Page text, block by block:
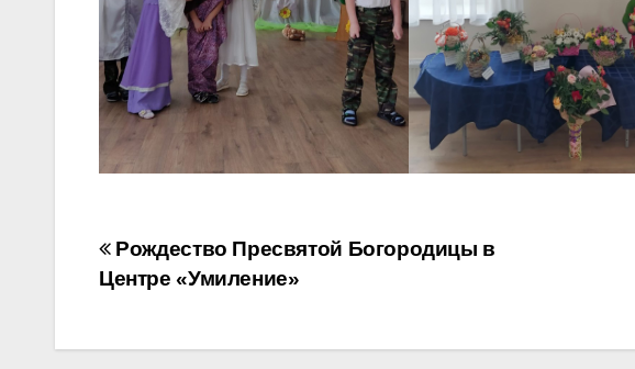
Навигация
по
записям
Рождество Пресвятой Богородицы в
Центре «Умиление»